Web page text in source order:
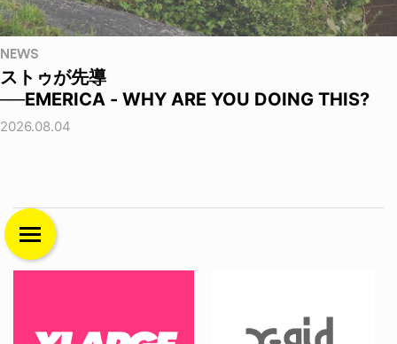
NEWS
ストゥが先導
──EMERICA - WHY ARE YOU DOING THIS?
2026.08.04